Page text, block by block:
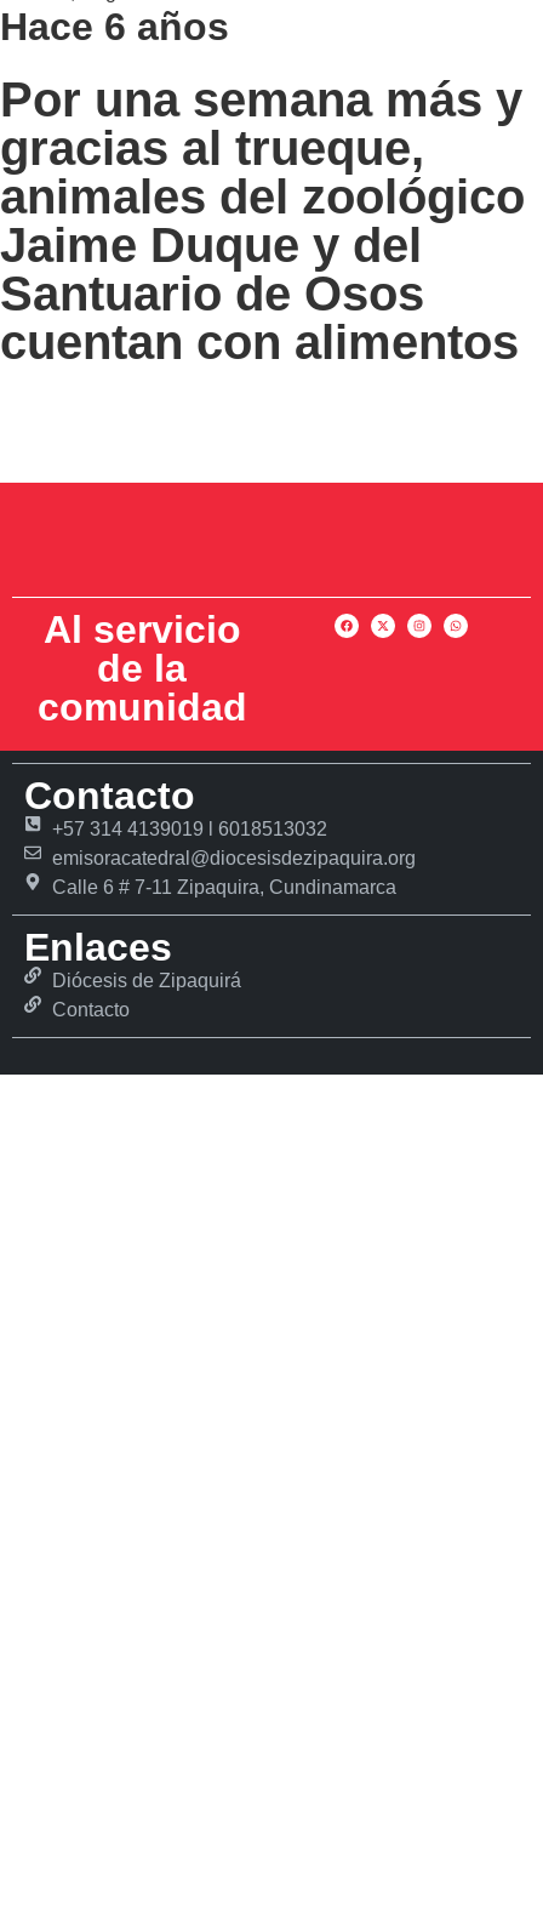
Hace 6 años
Por una semana más y
gracias al trueque,
animales del zoológico
Jaime Duque y del
Santuario de Osos
cuentan con alimentos
Al servicio
de la
comunidad
Contacto
+57 314 4139019 l 6018513032
emisoracatedral@diocesisdezipaquira.org
Calle 6 # 7-11 Zipaquira, Cundinamarca
Enlaces
Diócesis de Zipaquirá
Contacto